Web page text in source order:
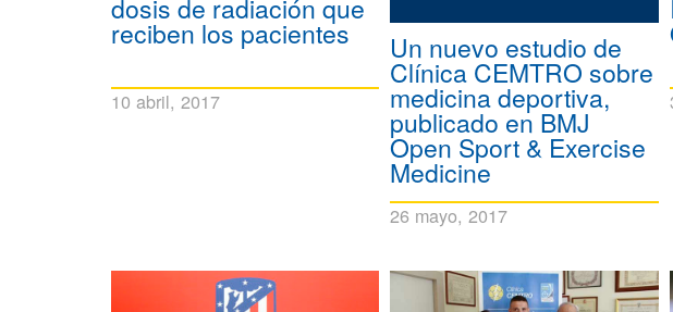
dosis de radiación que
reciben los pacientes
10 abril, 2017
Un nuevo estudio de
Clínica CEMTRO sobre
medicina deportiva,
publicado en BMJ
Open Sport & Exercise
Medicine
26 mayo, 2017